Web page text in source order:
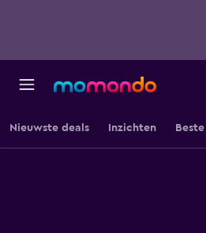
Nieuwste deals Inzichten